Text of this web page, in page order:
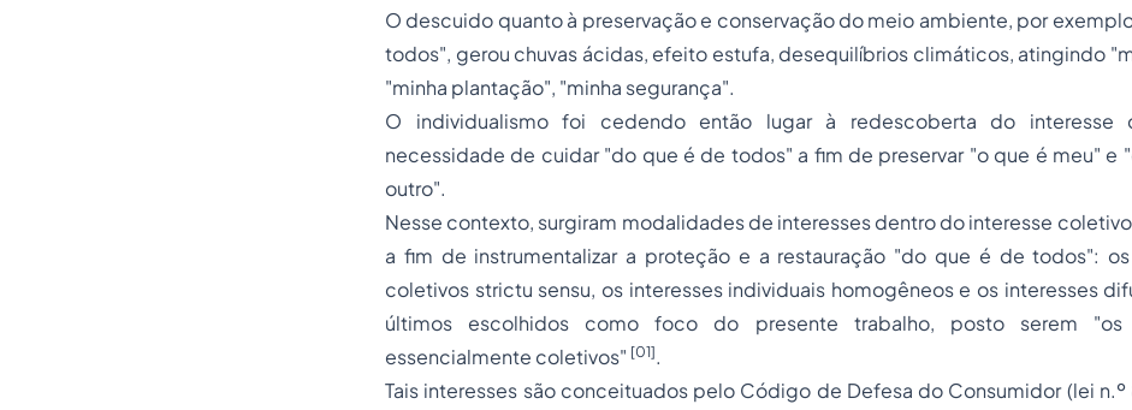
O descuido quanto à preservação e conservação do meio ambiente, por
todos", gerou chuvas ácidas, efeito estufa, desequilíbrios climáticos, atingindo
"minha plantação", "minha segurança".
O individualismo foi cedendo então lugar à redescoberta do interesse
necessidade de cuidar "do que é de todos" a fim de preservar "o que é meu" e
outro".
Nesse contexto, surgiram modalidades de interesses dentro do interesse coletivo
a fim de instrumentalizar a proteção e a restauração "do que é de todos":
coletivos strictu sensu, os interesses individuais homogêneos e os interesses
últimos escolhidos como foco do presente trabalho, posto serem "os
essencialmente coletivos" [01].
Tais interesses são conceituados pelo Código de Defesa do Consumidor (lei